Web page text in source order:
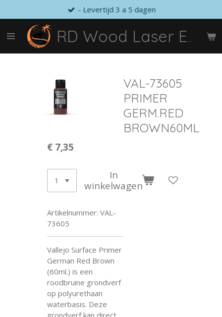
direct
naar
hoofdinhoud
RD Wood Laser Engraving
- Levertijd 3 a 5 dagen
VAL-73605
PRIMER
GERM.RED
BROWN60ML
€ 7,35
In
winkelwagen
Artikelnummer: VAL-
73605
Vallejo Surface Primer
German Red Brown
(60ml.) is een
roodbruine grondverf
op polyurethaan
waterbasis. Deze
grondverf kan direct